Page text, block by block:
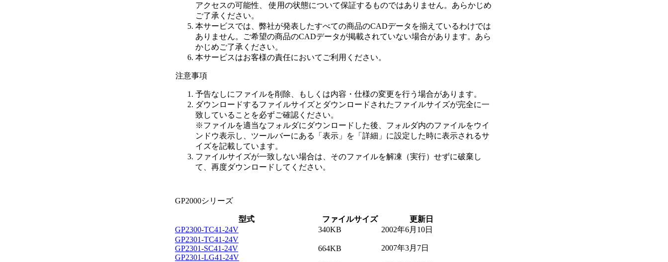
アクセスの可能性、 使用の状態について保証するものではありません。あらかじめ
ご了承ください。
本サービスでは、弊社が発表したすべての商品のCADデータを揃えているわけでは
ありません。ご希望の商品のCADデータが掲載されていない場合があります。あら
かじめご了承ください。
本サービスはお客様の責任においてご利用ください。
注意事項
予告なしにファイルを削除、もしくは内容・仕様の変更を行う場合があります。
ダウンロードするファイルサイズとダウンロードされたファイルサイズが完全に一
致していることを必ずご確認ください。
※ファイルを適当なフォルダにダウンロードした後、フォルダ内のファイルをウイ
ンドウ表示し、ツールバーにある「表示」を「詳細」に設定した時に表示されるサ
イズを記載しています。
ファイルサイズが一致しない場合は、そのファイルを解凍（実行）せずに破棄し
て、再度ダウンロードしてください。
GP2000シリーズ
型式 ファイルサイズ
更新日
GP2300-TC41-24V
340KB
2002年6月10日
GP2301-TC41-24V
GP2301-SC41-24V
GP2301-LG41-24V
664KB 2007年3月7日